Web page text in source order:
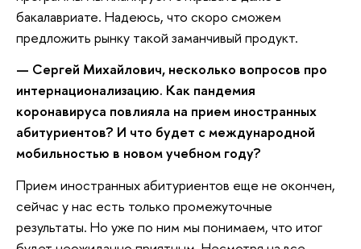
бакалавриате. Надеюсь, что скоро сможем
предложить рынку такой заманчивый продукт.
— Сергей Михайлович, несколько вопросов про
интернационализацию. Как пандемия
коронавируса повлияла на прием иностранных
абитуриентов? И что будет с международной
мобильностью в новом учебном году?
Прием иностранных абитуриентов еще не окончен,
сейчас у нас есть только промежуточные
результаты. Но уже по ним мы понимаем, что итог